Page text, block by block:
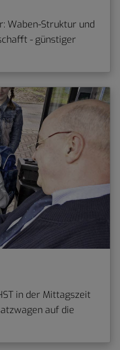
Waben-Struktur und
- günstiger
in der Mittagszeit
auf die